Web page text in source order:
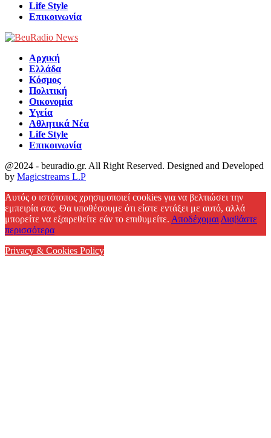
Life Style
Επικοινωνία
Αρχική
Ελλάδα
Κόσμος
Πολιτική
Οικονομία
Υγεία
Αθλητικά Νέα
Life Style
Επικοινωνία
@2024 - beuradio.gr. All Right Reserved. Designed and Developed
by Magicstreams L.P
Αυτός ο ιστότοπος χρησιμοποιεί cookies για να βελτιώσει την
εμπειρία σας. Θα υποθέσουμε ότι είστε εντάξει με αυτό, αλλά
μπορείτε να εξαιρεθείτε εάν το επιθυμείτε. Αποδέχομαι Διαβάστε
περισσότερα
Privacy & Cookies Policy